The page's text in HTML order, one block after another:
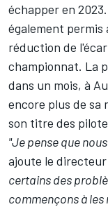
échapper en
également permis
réduction de
championnat. La
dans un mois, à
encore plus de sa
son titre des
"Je pense que
ajoute le directeur
certains des
commençons à